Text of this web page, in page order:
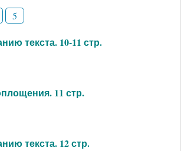
5
текста. 10-11 стр.
11 стр.
текста. 12 стр.